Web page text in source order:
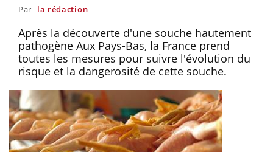
Par la rédaction
Après la découverte d'une souche hautement
pathogène Aux Pays-Bas, la France prend
toutes les mesures pour suivre l'évolution du
risque et la dangerosité de cette souche.